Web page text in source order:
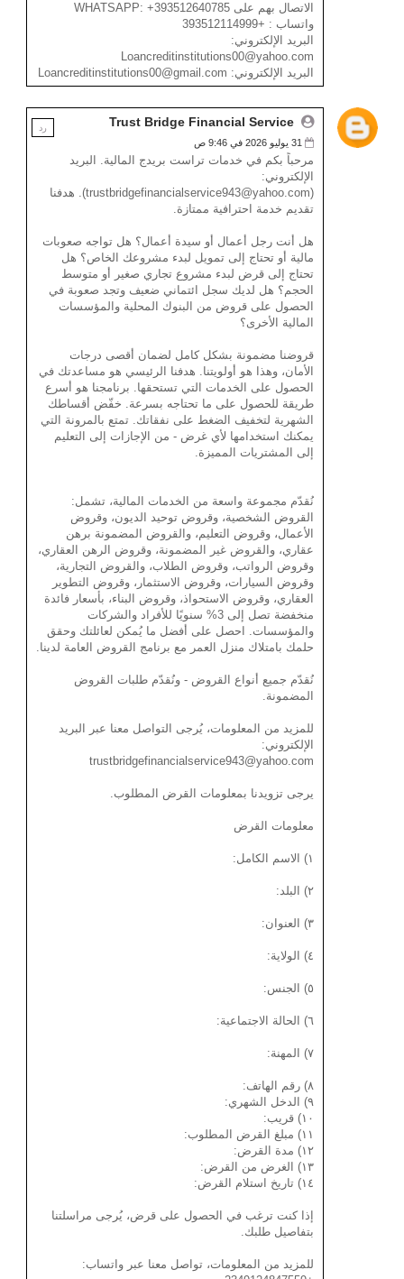
الاتصال بهم على WHATSAPP: +393512640785
واتساب : +393512114999
البريد الإلكتروني:
Loancreditinstitutions00@yahoo.com
البريد الإلكتروني: Loancreditinstitutions00@gmail.com
Trust Bridge Financial Service
31 يوليو 2026 في 9:46 ص
مرحباً بكم في خدمات تراست بريدج المالية. البريد
الإلكتروني:
(trustbridgefinancialservice943@yahoo.com). هدفنا
تقديم خدمة احترافية ممتازة.
هل أنت رجل أعمال أو سيدة أعمال؟ هل تواجه صعوبات
مالية أو تحتاج إلى تمويل لبدء مشروعك الخاص؟ هل
تحتاج إلى قرض لبدء مشروع تجاري صغير أو متوسط ​​
الحجم؟ هل لديك سجل ائتماني ضعيف وتجد صعوبة في
الحصول على قروض من البنوك المحلية والمؤسسات
المالية الأخرى؟
قروضنا مضمونة بشكل كامل لضمان أقصى درجات
الأمان، وهذا هو أولويتنا. هدفنا الرئيسي هو مساعدتك في
الحصول على الخدمات التي تستحقها. برنامجنا هو أسرع
طريقة للحصول على ما تحتاجه بسرعة. خفّض أقساطك
الشهرية لتخفيف الضغط على نفقاتك. تمتع بالمرونة التي
يمكنك استخدامها لأي غرض - من الإجازات إلى التعليم
إلى المشتريات المميزة.
نُقدّم مجموعة واسعة من الخدمات المالية، تشمل:
القروض الشخصية، وقروض توحيد الديون، وقروض
الأعمال، وقروض التعليم، والقروض المضمونة برهن
عقاري، والقروض غير المضمونة، وقروض الرهن العقاري،
وقروض الرواتب، وقروض الطلاب، والقروض التجارية،
وقروض السيارات، وقروض الاستثمار، وقروض التطوير
العقاري، وقروض الاستحواذ، وقروض البناء، بأسعار فائدة
منخفضة تصل إلى 3% سنويًا للأفراد والشركات
والمؤسسات. احصل على أفضل ما يُمكن لعائلتك وحقق
حلمك بامتلاك منزل العمر مع برنامج القروض العامة لدينا.
نُقدّم جميع أنواع القروض - ونُقدّم طلبات القروض
المضمونة.
للمزيد من المعلومات، يُرجى التواصل معنا عبر البريد
الإلكتروني:
trustbridgefinancialservice943@yahoo.com
يرجى تزويدنا بمعلومات القرض المطلوب.
معلومات القرض
١) الاسم الكامل:
٢) البلد:
٣) العنوان:
٤) الولاية:
٥) الجنس:
٦) الحالة الاجتماعية:
٧) المهنة:
٨) رقم الهاتف:
٩) الدخل الشهري:
١٠) قريب:
١١) مبلغ القرض المطلوب:
١٢) مدة القرض:
١٣) الغرض من القرض:
١٤) تاريخ استلام القرض:
إذا كنت ترغب في الحصول على قرض، يُرجى مراسلتنا
بتفاصيل طلبك.
للمزيد من المعلومات، تواصل معنا عبر واتساب:
رد